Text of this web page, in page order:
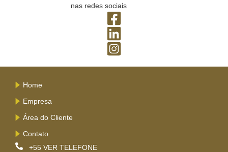
nas redes sociais
Home
Empresa
Área do Cliente
Contato
+55 VER TELEFONE